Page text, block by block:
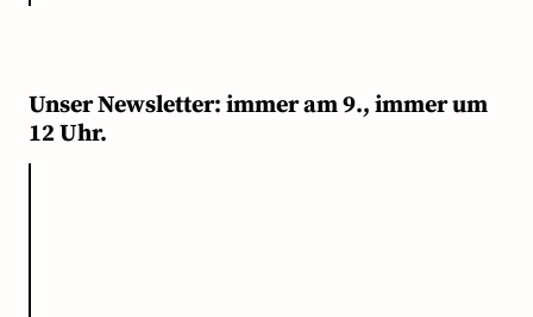
Unser Newsletter: immer am 9., immer um
12 Uhr.